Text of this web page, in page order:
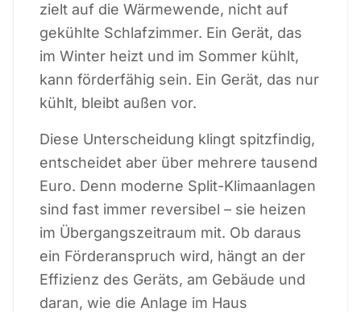
zielt auf die Wärmewende, nicht auf
gekühlte Schlafzimmer. Ein Gerät, das
im Winter heizt und im Sommer kühlt,
kann förderfähig sein. Ein Gerät, das nur
kühlt, bleibt außen vor.
Diese Unterscheidung klingt spitzfindig,
entscheidet aber über mehrere tausend
Euro. Denn moderne Split-Klimaanlagen
sind fast immer reversibel – sie heizen
im Übergangszeitraum mit. Ob daraus
ein Förderanspruch wird, hängt an der
Effizienz des Geräts, am Gebäude und
daran, wie die Anlage im Haus